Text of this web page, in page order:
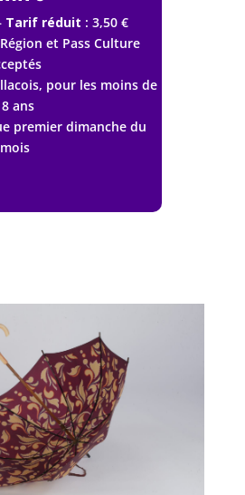
Tarif réduit : 3,50 €
et Pass Culture
pour les moins de
ans
premier dimanche du
mois